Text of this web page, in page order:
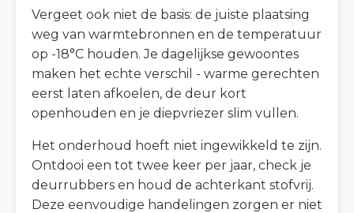
Vergeet ook niet de basis: de juiste plaatsing
weg van warmtebronnen en de temperatuur
op -18°C houden. Je dagelijkse gewoontes
maken het echte verschil - warme gerechten
eerst laten afkoelen, de deur kort
openhouden en je diepvriezer slim vullen.
Het onderhoud hoeft niet ingewikkeld te zijn.
Ontdooi een tot twee keer per jaar, check je
deurrubbers en houd de achterkant stofvrij.
Deze eenvoudige handelingen zorgen er niet